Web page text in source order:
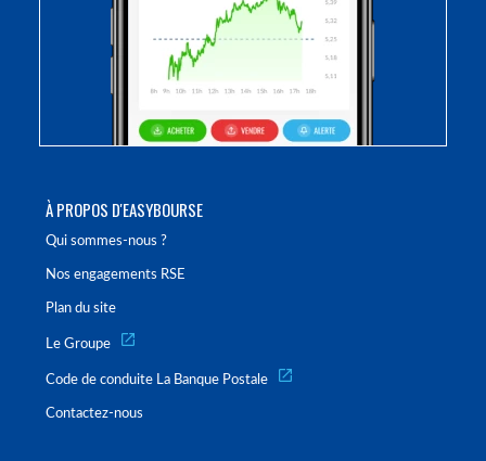
À PROPOS D'EASYBOURSE
Qui sommes-nous ?
Nos engagements RSE
Plan du site
Le Groupe
Code de conduite La Banque Postale
Contactez-nous